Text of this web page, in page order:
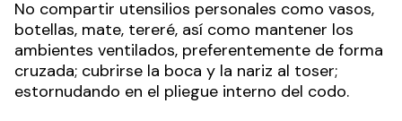
No compartir utensilios personales como vasos,
botellas, mate, tereré, así como mantener los
ambientes ventilados, preferentemente de forma
cruzada; cubrirse la boca y la nariz al toser;
estornudando en el pliegue interno del codo.